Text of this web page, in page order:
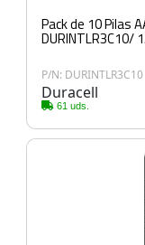
Pack de 10 Pilas
DURINTLR3C10/
P/N: DURINTLR3C10
Duracell
61 uds.